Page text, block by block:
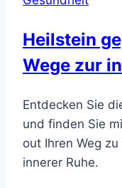
Heilstein
Wege zur
Entdecken Sie
und finden Sie
out Ihren Weg
innerer Ruhe.